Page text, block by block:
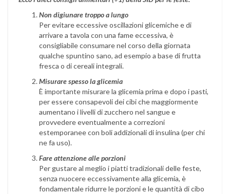
Non digiunare troppo a lungo
Per evitare eccessive oscillazioni glicemiche e di
arrivare a tavola con una fame eccessiva, è
consigliabile consumare nel corso della giornata
qualche spuntino sano, ad esempio a base di frutta
fresca o di cereali integrali.
Misurare spesso la glicemia
È importante misurare la glicemia prima e dopo i pasti,
per essere consapevoli dei cibi che maggiormente
aumentano i livelli di zucchero nel sangue e
provvedere eventualmente a correzioni
estemporanee con boli addizionali di insulina (per chi
ne fa uso).
Fare attenzione alle porzioni
Per gustare al meglio i piatti tradizionali delle feste,
senza nuocere eccessivamente alla glicemia, è
fondamentale ridurre le porzioni e le quantità di cibo